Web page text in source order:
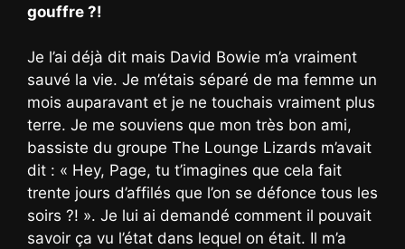
gouffre ?!
Je l’ai déjà dit mais David Bowie m’a vraiment
sauvé la vie. Je m’étais séparé de ma femme un
mois auparavant et je ne touchais vraiment plus
terre. Je me souviens que mon très bon ami,
bassiste du groupe The Lounge Lizards m’avait
dit : « Hey, Page, tu t’imagines que cela fait
trente jours d’affilés que l’on se défonce tous les
soirs ?! ». Je lui ai demandé comment il pouvait
savoir ça vu l’état dans lequel on était. Il m’a